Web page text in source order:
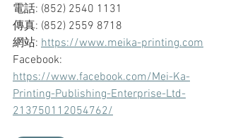
電話: (852) 2540 1131
傳真: (852) 2559 8718
網站: https://www.meika-printing.com
Facebook:
https://www.facebook.com/Mei-Ka-
Printing-Publishing-Enterprise-Ltd-
213750112054762/